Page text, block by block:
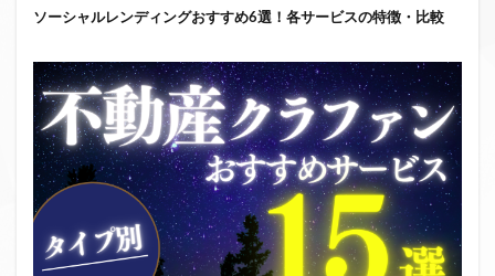
ソーシャルレンディングおすすめ6選！各サービスの特徴・比較